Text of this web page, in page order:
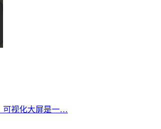
可视化大屏是一…